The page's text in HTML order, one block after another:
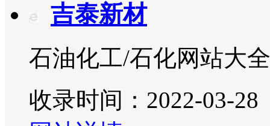
吉泰新材
石油化工/石化网站大全
收录时间：2022-03-28